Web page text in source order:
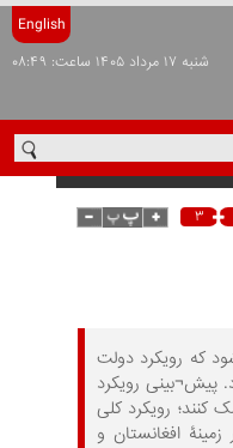
English
شنبه ۱۷ مرداد ۱۴۰۵ ساعت: ۰۸:۴۹
۳
که رویکرد دولت
پیش¬‌بینی رویکرد
کنند؛ رویکرد کلی
افغانستان و